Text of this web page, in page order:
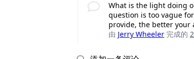
What is the light doing
question is too vague
provide, the better your
由 Jerry Wheeler 完成的